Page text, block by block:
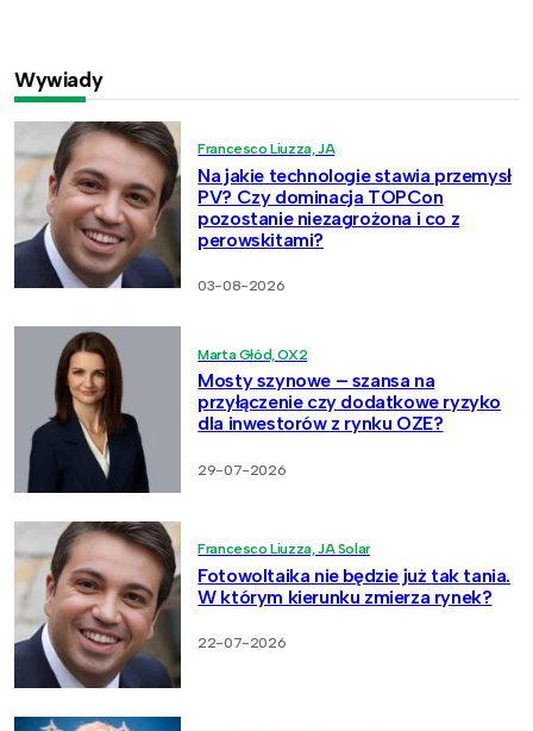
Wywiady
Francesco Liuzza, JA
Na jakie technologie stawia przemysł
PV? Czy dominacja TOPCon
pozostanie niezagrożona i co z
perowskitami?
03-08-2026
Marta Głód, OX2
Mosty szynowe – szansa na
przyłączenie czy dodatkowe ryzyko
dla inwestorów z rynku OZE?
29-07-2026
Francesco Liuzza, JA Solar
Fotowoltaika nie będzie już tak tania.
W którym kierunku zmierza rynek?
22-07-2026